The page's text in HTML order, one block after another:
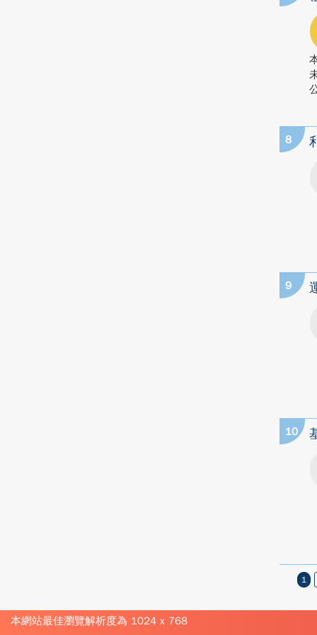
8
9
10
1
本網站最佳瀏覽解析度為 1024 x 768